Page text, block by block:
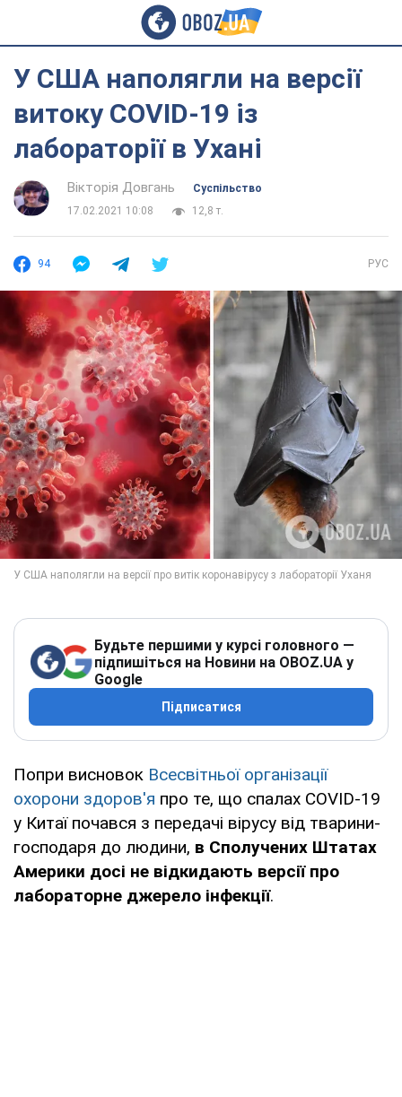
У США наполягли на версії
витоку COVID-19 із
лабораторії в Ухані
Вікторія Довгань
Суспільство
17.02.2021 10:08
12,8 т.
94 РУС
Будьте першими у курсі головного —
підпишіться на Новини на OBOZ.UA у
Google
Підписатися
Попри висновок Всесвітньої організації
охорони здоров'я про те, що спалах COVID-19
у Китаї почався з передачі вірусу від тварини-
господаря до людини, в Сполучених Штатах
Америки досі не відкидають версії про
лабораторне джерело інфекції.